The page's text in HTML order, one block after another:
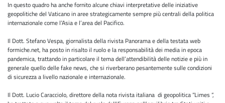
In questo quadro ha anche fornito alcune chiavi interpretative delle iniziative
geopolitiche del Vaticano in aree strategicamente sempre più centrali della politica
internazionale come l’Asia e l’area del Pacifico.
Il Dott. Stefano Vespa, giornalista della rivista Panorama e della testata web
formiche.net, ha posto in risalto il ruolo e la responsabilità dei media in epoca
pandemica, trattando in particolare il tema dell’attendibilità delle notizie e più in
generale quello delle fake news, che si riverberano pesantemente sulle condizioni
di sicurezza a livello nazionale e internazionale.
Il Dott. Lucio Caracciolo, direttore della nota rivista italiana di geopolitica “Limes “,